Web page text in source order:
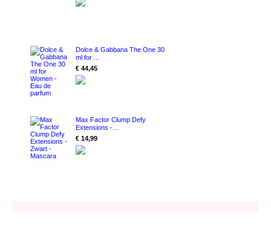
Dolce & Gabbana The One 30
ml for ...
€ 44,45
Max Factor Clump Defy
Extensions -...
€ 14,99